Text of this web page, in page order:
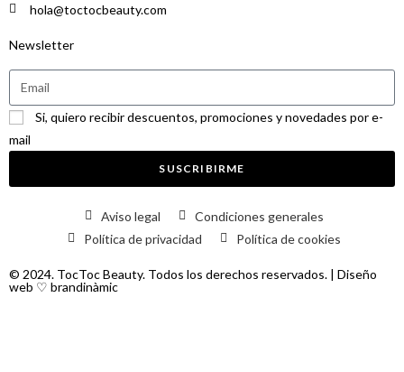
hola@toctocbeauty.com
Newsletter
Si, quiero recibir descuentos, promociones y novedades por e-
mail
SUSCRIBIRME
Aviso legal
Condiciones generales
Política de privacidad
Política de cookies
© 2024. TocToc Beauty. Todos los derechos reservados. | Diseño
web ♡ brandinàmic